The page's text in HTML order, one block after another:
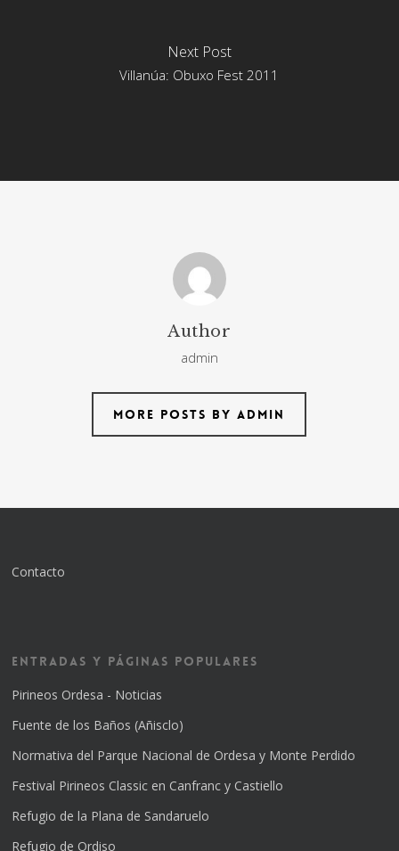
Next Post
Villanúa: Obuxo Fest 2011
Author
admin
More posts by admin
Contacto
Entradas y Páginas Populares
Pirineos Ordesa - Noticias
Fuente de los Baños (Añisclo)
Normativa del Parque Nacional de Ordesa y Monte Perdido
Festival Pirineos Classic en Canfranc y Castiello
Refugio de la Plana de Sandaruelo
Refugio de Ordiso